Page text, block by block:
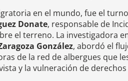
en el mundo, fue el
Donate, responsable de
el terreno. La investigadora
González, abordó el
de la red de albergues que
y la vulneración de